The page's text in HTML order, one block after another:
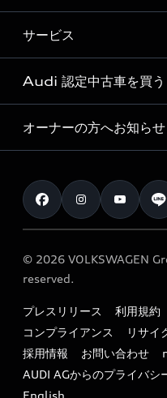
デジタルサービス
試乗車・展示車検索
見積り依頼
試乗予約
特別仕様モデル / 限定モデル
e-tronラインアップ
価格シミュレーション
車両比較
カタログ一覧
純正アクセサリー
オンラインショップ
Audi collection
アウディナビアプリ
サービス
サービス入庫予約
サービスプログラム
メンテナンス
車検 / 定期点検
e-tronアフターサポート
myAudi
Audi 認定中古車を買う
Audi認定中古車
クオリティ
保証
メンテナンス
ファイナンス
キャンペーン / イベント
買取査定
オーナーの方へお知らせ
お知らせ
オーナー様向けキャンペーン
特定整備適用車一覧
リサイクル法
よくある質問（FAQ）
© 2026 VOLKSWAGEN
reserved.
プレスリリース 利用規約
コンプライアンス
リサイ
採用情報
お問い合わせ
AUDI AGからのプライバシ
English